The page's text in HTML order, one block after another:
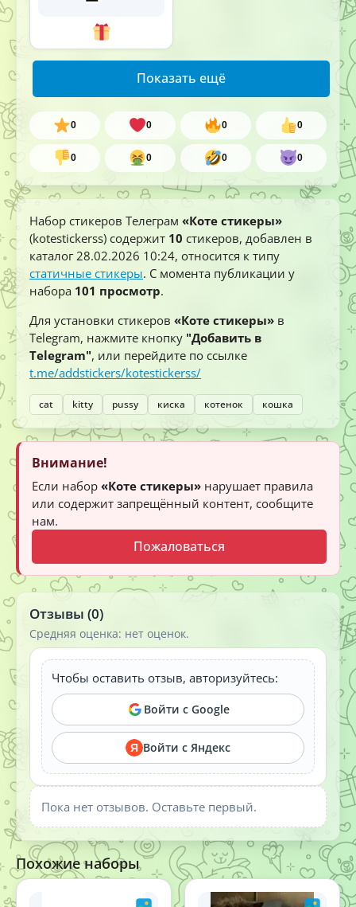
Показать ещё
0 0 0 0
0 0 0 0
Набор стикеров Телеграм «Коте стикеры»
(kotestickerss) содержит 10 стикеров, добавлен в
каталог 28.02.2026 10:24, относится к типу
статичные стикеры. С момента публикации у
набора 101 просмотр.
Для установки стикеров «Коте стикеры» в
Telegram, нажмите кнопку "Добавить в
Telegram", или перейдите по ссылке
t.me/addstickers/kotestickerss/
cat kitty pussy киска котенок кошка
Внимание!
Если набор «Коте стикеры» нарушает правила
или содержит запрещённый контент, сообщите
нам.
Пожаловаться
Отзывы (0)
Средняя оценка: нет оценок.
Чтобы оставить отзыв, авторизуйтесь:
Войти с Google
Я Войти с Яндекс
Пока нет отзывов. Оставьте первый.
Похожие наборы